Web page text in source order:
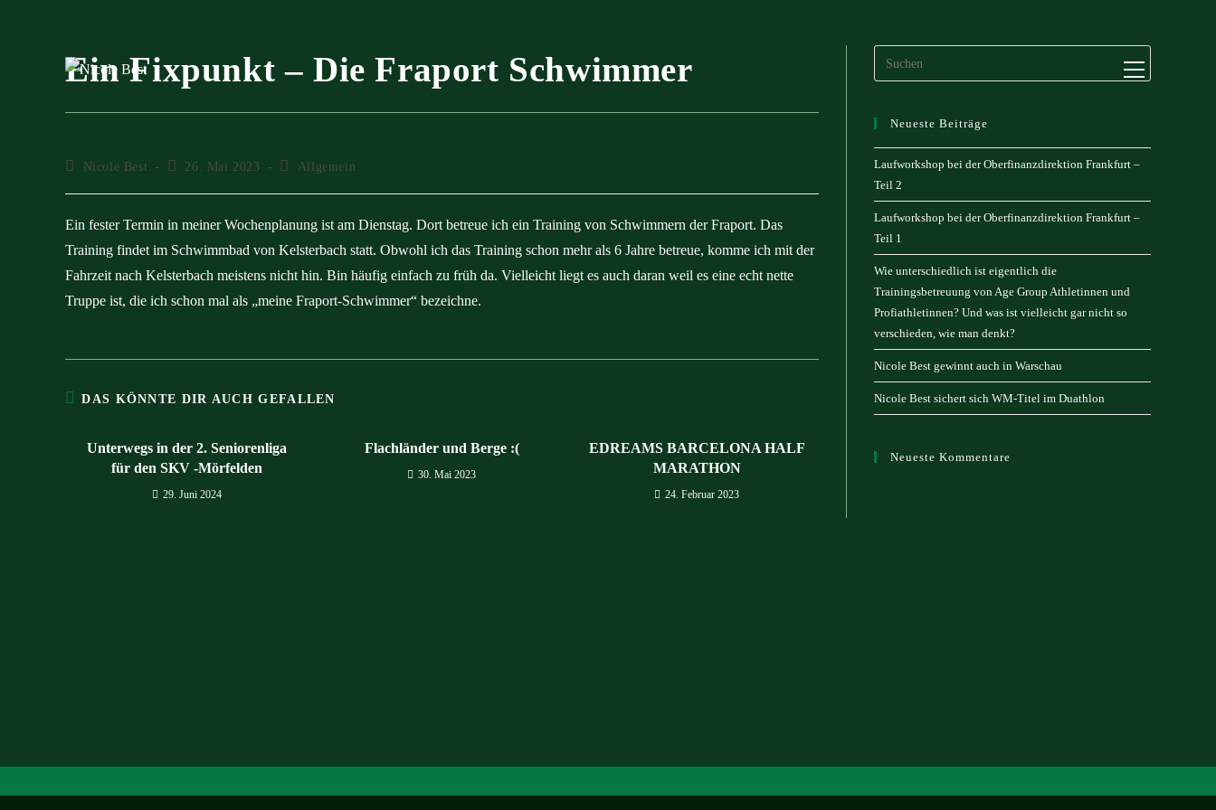
Website-
Ein Fixpunkt – Die Fraport Schwimmer
Beitrags-
Nicole Best
Beitrag26. Mai 2023
Beitrags-
Allgemein
Ein fester Termin in meiner Wochenplanung ist am Dienstag. Dort betreue ich ein Training von Schwimmern der Fraport. Das
Training findet im Schwimmbad von Kelsterbach statt. Obwohl ich das Training schon mehr als 6 Jahre betreue, komme ich mit der
Fahrzeit nach Kelsterbach meistens nicht hin. Bin häufig einfach zu früh da. Vielleicht liegt es auch daran weil es eine echt nette
Truppe ist, die ich schon mal als „meine Fraport-Schwimmer“ bezeichne.
DAS KÖNNTE DIR AUCH GEFALLEN
Unterwegs in der 2. Seniorenliga
für den SKV -Mörfelden
29. Juni 2024
Flachländer und Berge :(
30. Mai 2023
EDREAMS BARCELONA HALF
MARATHON
24. Februar 2023
Neueste Beiträge
Laufworkshop bei der Oberfinanzdirektion Frankfurt –
Teil 2
Laufworkshop bei der Oberfinanzdirektion Frankfurt –
Teil 1
Wie unterschiedlich ist eigentlich die
Trainingsbetreuung von Age Group Athletinnen und
Profiathletinnen? Und was ist vielleicht gar nicht so
verschieden, wie man denkt?
Nicole Best gewinnt auch in Warschau
Nicole Best sichert sich WM-Titel im Duathlon
Neueste Kommentare